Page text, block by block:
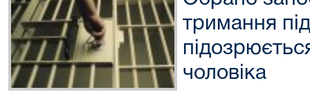
тримання
чоловіка